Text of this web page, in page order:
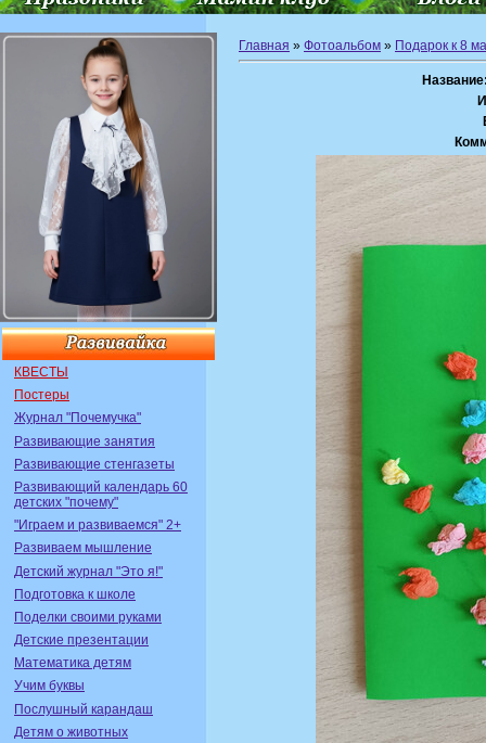
КВЕСТЫ
Постеры
Журнал "Почемучка"
Развивающие занятия
Развивающие стенгазеты
Развивающий календарь 60
детских "почему"
"Играем и развиваемся" 2+
Развиваем мышление
Детский журнал "Это я!"
Подготовка к школе
Поделки своими руками
Детские презентации
Математика детям
Учим буквы
Послушный карандаш
Детям о животных
Главная » Фотоальбом » Подарок к 8